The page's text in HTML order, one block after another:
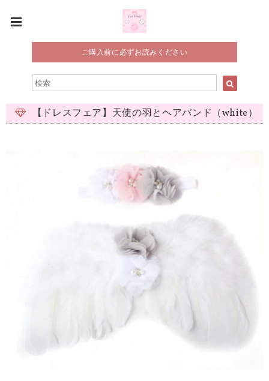
ご購入前に必ずお読みください
【ドレスフェア】天使の羽とヘアバンド（white）